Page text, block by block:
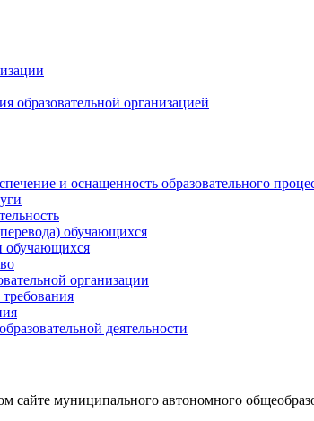
образовательной организацией
и оснащенность образовательного
обучающихся
обучающихся
организации
деятельности
сайте муниципального автономного